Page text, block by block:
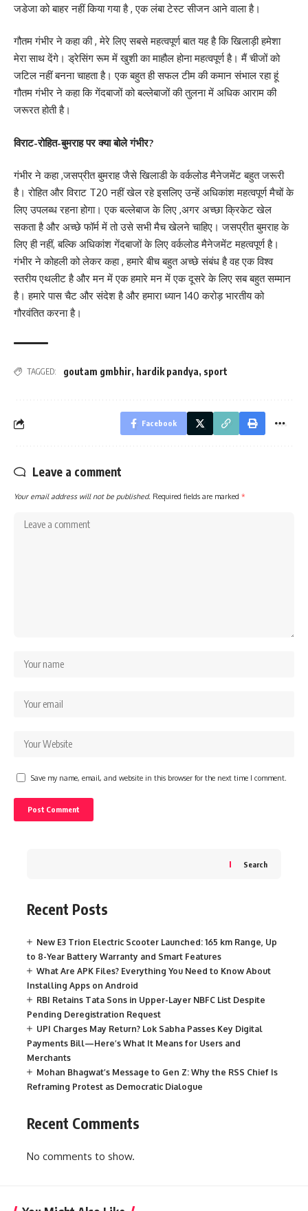
जडेजा को बाहर नहीं किया गया है , एक लंबा टेस्ट सीजन आने वाला है।
गौतम गंभीर ने कहा की , मेरे लिए सबसे महत्वपूर्ण बात यह है कि खिलाड़ी हमेशा
मेरा साथ देंगे। ड्रेसिंग रूम में खुशी का माहौल होना महत्वपूर्ण है। मैं चीजों को
जटिल नहीं बनना चाहता है। एक बहुत ही सफल टीम की कमान संभाल रहा हूं
गौतम गंभीर ने कहा कि गेंदबाजों को बल्लेबाजों की तुलना में अधिक आराम की
जरूरत होती है।
विराट-रोहित-बुमराह पर क्या बोले गंभीर?
गंभीर ने कहा ,जसप्रीत बुमराह जैसे खिलाडी के वर्कलोड मैनेजमेंट बहुत जरूरी
है। रोहित और विराट T20 नहीं खेल रहे इसलिए उन्हें अधिकांश महत्वपूर्ण मैचों के
लिए उपलब्ध रहना होगा। एक बल्लेबाज के लिए ,अगर अच्छा क्रिकेट खेल
सकता है और अच्छे फॉर्म में तो उसे सभी मैच खेलने चाहिए। जसप्रीत बुमराह के
लिए ही नहीं, बल्कि अधिकांश गेंदबाजों के लिए वर्कलोड मैनेजमेंट महत्वपूर्ण है।
गंभीर ने कोहली को लेकर कहा , हमारे बीच बहुत अच्छे संबंध है वह एक विश्व
स्तरीय एथलीट है और मन में एक हमारे मन में एक दूसरे के लिए सब बहुत सम्मान
है। हमारे पास चैट और संदेश है और हमारा ध्यान 140 करोड़ भारतीय को
गौरवंतित करना है।
TAGGED: goutam gmbhir, hardik pandya, sport
Facebook
Leave a comment
Your email address will not be published. Required fields are marked *
Save my name, email, and website in this browser for the next time I comment.
Search
Recent Posts
New E3 Trion Electric Scooter Launched: 165 km Range, Up
to 8-Year Battery Warranty and Smart Features
What Are APK Files? Everything You Need to Know About
Installing Apps on Android
RBI Retains Tata Sons in Upper-Layer NBFC List Despite
Pending Deregistration Request
UPI Charges May Return? Lok Sabha Passes Key Digital
Payments Bill—Here’s What It Means for Users and
Merchants
Mohan Bhagwat’s Message to Gen Z: Why the RSS Chief Is
Reframing Protest as Democratic Dialogue
Recent Comments
No comments to show.